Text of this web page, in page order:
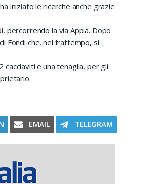
iniziato le ricerche anche grazie
percorrendo la via Appia. Dopo
Fondi che, nel frattempo, si
cacciaviti e una tenaglia, per gli
SHARE ON
EMAIL SHARE ON
TELEGRAM